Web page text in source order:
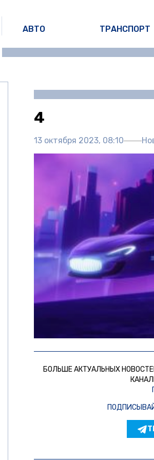
АВТО ТРАНСПОРТ
4
13 октября 2023, 08:10
БОЛЬШЕ АКТУАЛЬНЫХ